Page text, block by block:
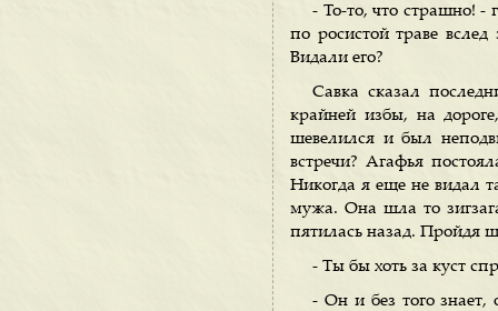
- То-то, что страшно! -
по росистой траве
Видали его?
Савка сказал
крайней избы, на
шевелился и был
встречи? Агафья
Никогда я еще не видал
мужа. Она шла то
пятилась назад. Пройдя
- Ты бы хоть за куст
- Он и без того знает,